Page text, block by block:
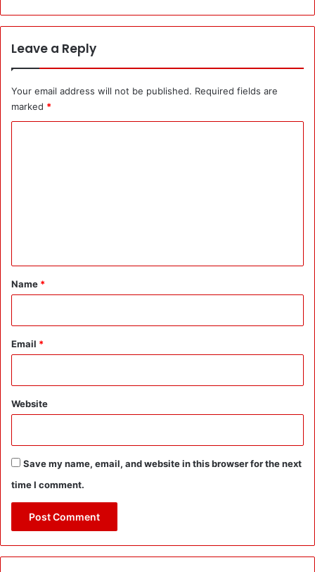
l
e
e
र
न
वं
ब
c
i
a
A
s
s
m
b
l
S
e
s
i
n
:
s
मंLeave a Reply
Your email address will not be published. Required fields are
marked *
*
Name *
Email *
Website
Save my name, email, and website in this browser for the next
time I comment.